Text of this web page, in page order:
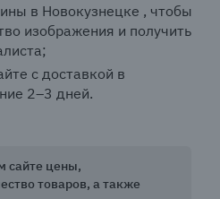
в Новокузнецке , чтобы
изображения и получить
с доставкой в
2–3 дней.
сайте цены,
товаров, а также